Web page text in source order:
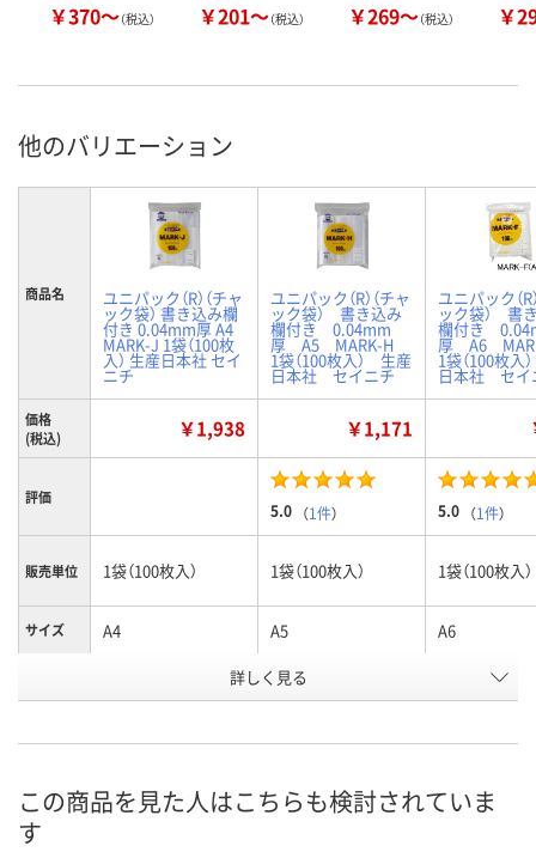
￥370～（税込） ￥201～（税込） ￥269～（税込） ￥
他のバリエーション
商品名 ユニパック（R）（チャ
ック袋） 書き込み欄
付き 0.04mm厚 A4
MARK-J 1袋（100枚
入） 生産日本社 セイ
ニチ
ユニパック（R）（チャ
ック袋） 書き込み
欄付き 0.04mm
厚 A5 MARK-H
1袋（100枚入） 生産
日本社 セイニチ
ユニパック（R
ック袋） 書
欄付き
厚 A6
1袋（100枚入
日本社 セイ
価格
(税込)
￥1,938 ￥1,171
評価
5.0 （1件） 5.0 （1件）
販売単位 1袋（100枚入） 1袋（100枚入） 1袋（100枚入）
サイズ A4 A5 A6
3574373 3574355
お届け日
ついてご連絡いたし
8月9日（日） 8月9日（日）
詳しく見る
この商品を見た人はこちらも検討されていま
す